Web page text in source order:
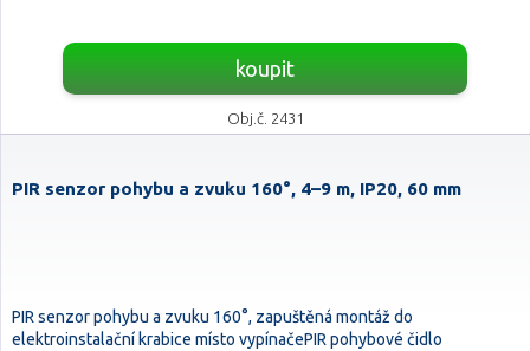
koupit
Obj.č. 2431
PIR senzor pohybu a zvuku 160°, 4–9 m, IP20, 60 mm
PIR senzor pohybu a zvuku 160°, zapuštěná montáž do
elektroinstalační krabice místo vypínačePIR pohybové čidlo